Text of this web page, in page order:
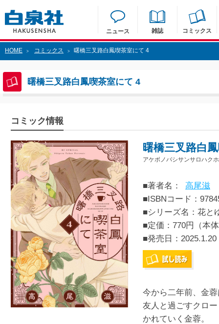
ニュース 雑誌 コミックス
HOME > コミックス > 曙橋三叉路白鳳喫茶室にて 4
曙橋三叉路白鳳喫茶室にて 4
コミック情報
曙橋三叉路白
アケボノバシサンサロハク
■著者名：
高尾滋
■ISBNコード：
■シリーズ名：花と
■定価：770円（本
■発売日： 2025.1.20
今から二年前、金
友人と過ごすクロ
かれていく金蓉。